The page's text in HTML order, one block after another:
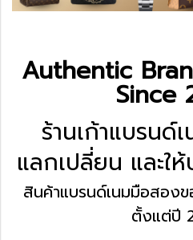
Authentic
Since
ร้านเก้าแบรนด์
แลกเปลี่ยน และใ
สินค้าแบรนด์เนมมือสอง
ตั้งแต่ปี